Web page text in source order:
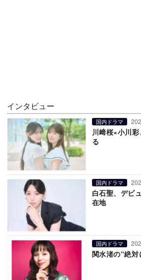
インタビュー
国内ドラマ
川﨑桜×小川
る
国内ドラマ
白石聖、デビ
在地
国内ドラマ
関水渚の“絶